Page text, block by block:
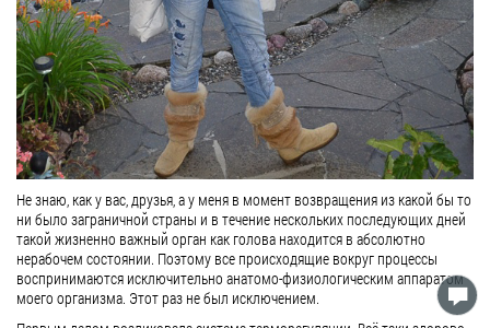
Не знаю, как у вас, друзья, а у меня в момент возвращения из какой бы то
ни было заграничной страны и в течение нескольких последующих дней
такой жизненно важный орган как голова находится в абсолютно
нерабочем состоянии. Поэтому все происходящие вокруг процессы
воспринимаются исключительно анатомо-физиологическим аппаратом
моего организма. Этот раз не был исключением.